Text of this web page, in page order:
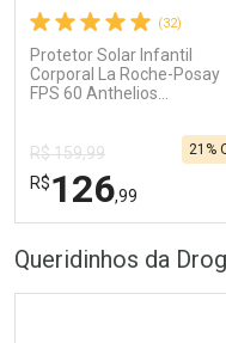
(32)
Protetor Solar Infantil
Corporal La Roche-Posay
FPS 60 Anthelios
R$ 159,99
R$126,99
21%
Queridinhos da